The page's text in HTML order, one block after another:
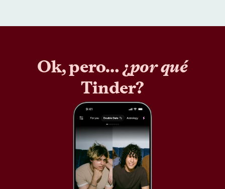
Ok, pero… ¿por qué
Tinder?